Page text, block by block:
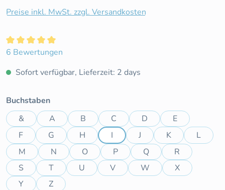
Preise inkl. MwSt. zzgl. Versandkosten
Durchschnittliche Bewertung von 5 von 5 Sternen
6 Bewertungen
Sofort verfügbar, Lieferzeit: 2 days
Buchstabenauswählen
&
A B C D
E
F
G H I J K
L
M
N O P Q
R
S
T U V W
X
Y
Z